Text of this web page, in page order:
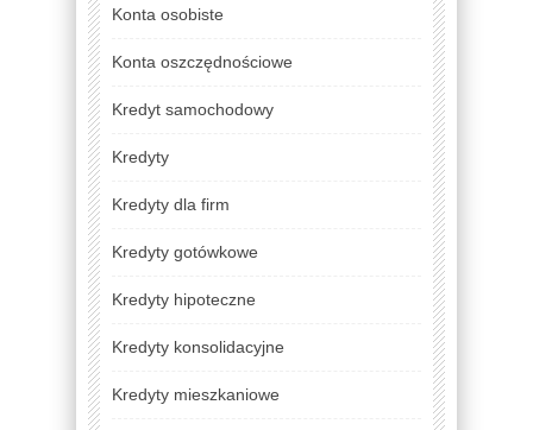
Konta osobiste
Konta oszczędnościowe
Kredyt samochodowy
Kredyty
Kredyty dla firm
Kredyty gotówkowe
Kredyty hipoteczne
Kredyty konsolidacyjne
Kredyty mieszkaniowe